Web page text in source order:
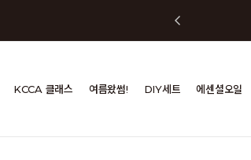
KCCA 클래스 여름왔썸! DIY세트 에센셜오일